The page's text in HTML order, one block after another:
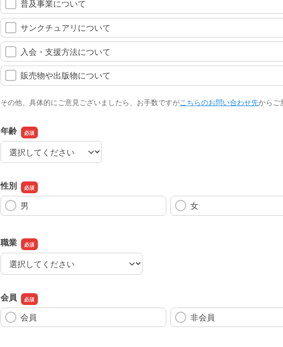
普及事業について
サンクチュアリについて
入会・支援方法について
販売物や出版物について
その他、具体的にご意見ございましたら、お手数ですがこちらのお問い合わせ先からご
年齢
年齢
性別
男
女
職業
職業
会員
会員
非会員